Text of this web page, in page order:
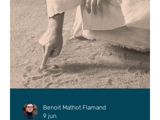
Benoit Mathot Flamand
9 jun